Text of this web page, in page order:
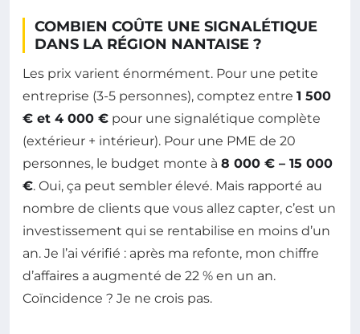
COMBIEN COÛTE UNE SIGNALÉTIQUE
DANS LA RÉGION NANTAISE ?
Les prix varient énormément. Pour une petite
entreprise (3-5 personnes), comptez entre 1 500
€ et 4 000 € pour une signalétique complète
(extérieur + intérieur). Pour une PME de 20
personnes, le budget monte à 8 000 € – 15 000
€. Oui, ça peut sembler élevé. Mais rapporté au
nombre de clients que vous allez capter, c’est un
investissement qui se rentabilise en moins d’un
an. Je l’ai vérifié : après ma refonte, mon chiffre
d’affaires a augmenté de 22 % en un an.
Coïncidence ? Je ne crois pas.